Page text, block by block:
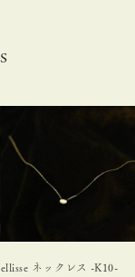
ellisse ネックレス -K10-